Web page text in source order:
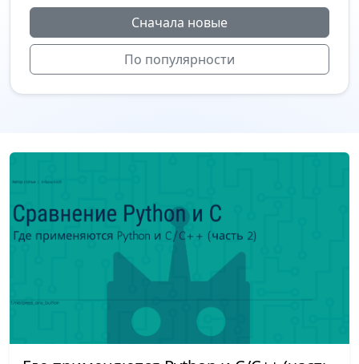
Сначала новые
По популярности